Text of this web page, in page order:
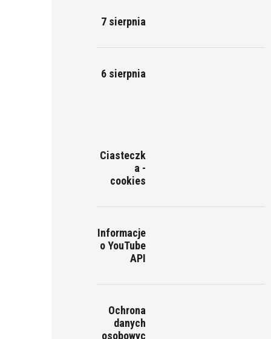
7 sierpnia
6 sierpnia
Ciasteczk
a -
cookies
Informacje
o YouTube
API
Ochrona
danych
osobowyc